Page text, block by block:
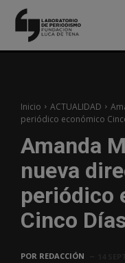
Inicio ACTUALIDAD
periódico económico
Amanda
nueva
periódico
Cinco
POR REDACCIÓN